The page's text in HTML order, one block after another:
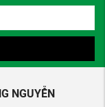
NGUYỄN